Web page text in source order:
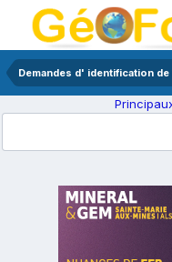
Demandes d' identification de